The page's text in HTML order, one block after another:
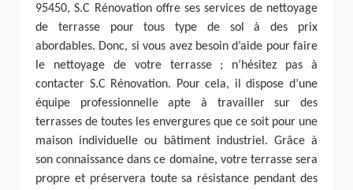
95450, S.C Rénovation offre ses services de nettoyage
de terrasse pour tous type de sol à des prix
abordables. Donc, si vous avez besoin d’aide pour faire
le nettoyage de votre terrasse ; n’hésitez pas à
contacter S.C Rénovation. Pour cela, il dispose d’une
équipe professionnelle apte à travailler sur des
terrasses de toutes les envergures que ce soit pour une
maison individuelle ou bâtiment industriel. Grâce à
son connaissance dans ce domaine, votre terrasse sera
propre et préservera toute sa résistance pendant des